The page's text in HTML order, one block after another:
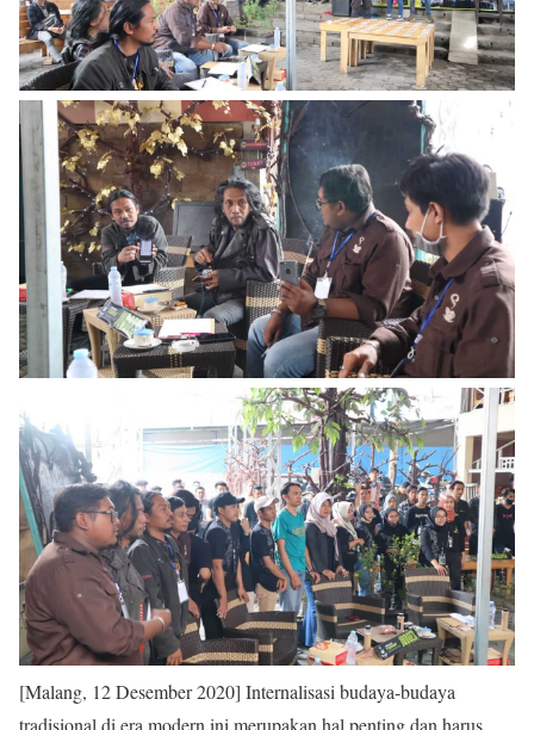
[Malang, 12 Desember 2020] Internalisasi budaya-budaya
tradisional di era modern ini merupakan hal penting dan harus